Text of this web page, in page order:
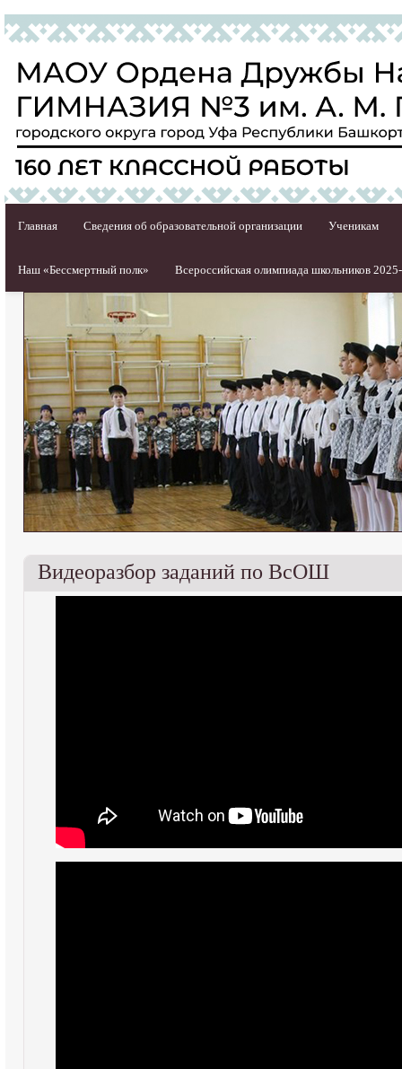
Главная Сведения об образовательной организации Ученикам
Наш «Бессмертный полк» Всероссийская олимпиада школьников
Видеоразбор заданий по ВсОШ